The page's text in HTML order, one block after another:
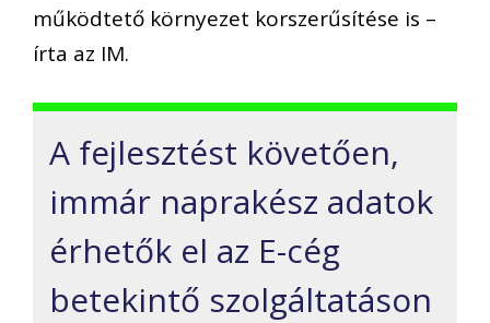
működtető környezet korszerűsítése is –
írta az IM.
A fejlesztést követően,
immár naprakész adatok
érhetők el az E-cég
betekintő szolgáltatáson